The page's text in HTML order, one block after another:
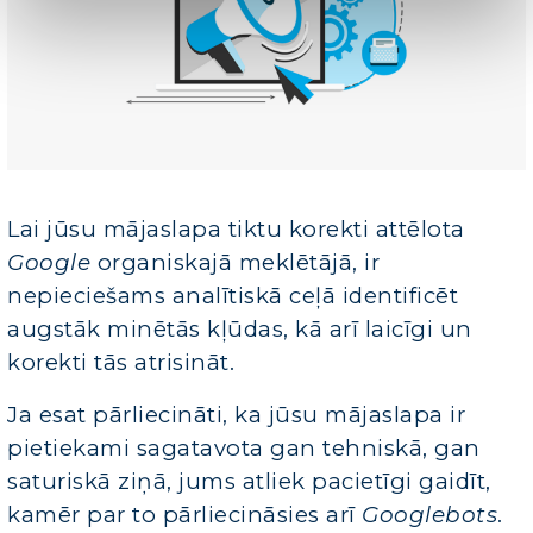
Lai jūsu mājaslapa tiktu korekti attēlota
Google organiskajā meklētājā, ir
nepieciešams analītiskā ceļā identificēt
augstāk minētās kļūdas, kā arī laicīgi un
korekti tās atrisināt.
Ja esat pārliecināti, ka jūsu mājaslapa ir
pietiekami sagatavota gan tehniskā, gan
saturiskā ziņā, jums atliek pacietīgi gaidīt,
kamēr par to pārliecināsies arī Googlebots.